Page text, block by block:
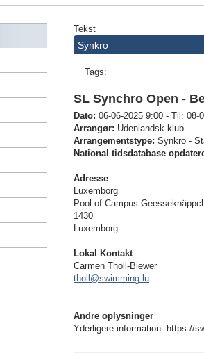
Tekst
Synkro
Tags:
SL Synchro Open -
Dato: 06-06-2025 9:00 - Til: 08-
Arrangør: Udenlandsk klub
Arrangementstype: Synkro -
National tidsdatabase
Adresse
Luxemborg
Pool of Campus
1430
Luxemborg
Lokal Kontakt
Carmen Tholl-Biewer
tholl@swimming.lu
Andre oplysninger
Yderligere information: https://